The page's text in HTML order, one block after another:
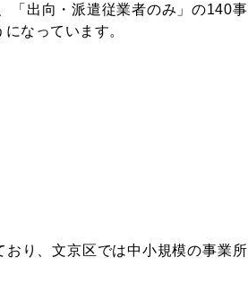
「出向・派遣従業者のみ」の140事
なっています。
り、文京区では中小規模の事業所